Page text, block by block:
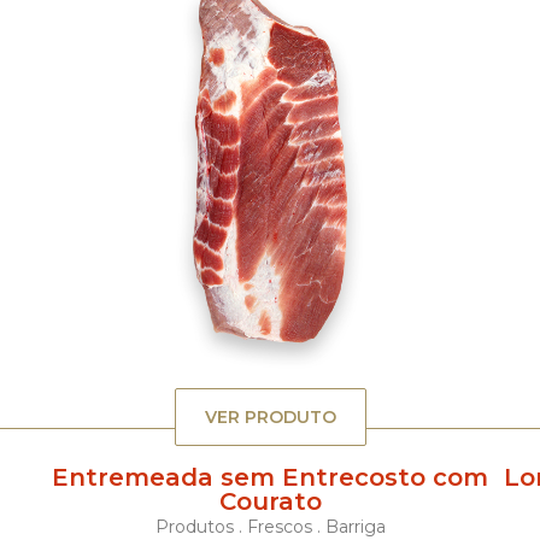
VER PRODUTO
Entremeada sem Entrecosto com
Courato
Produtos . Frescos . Barriga